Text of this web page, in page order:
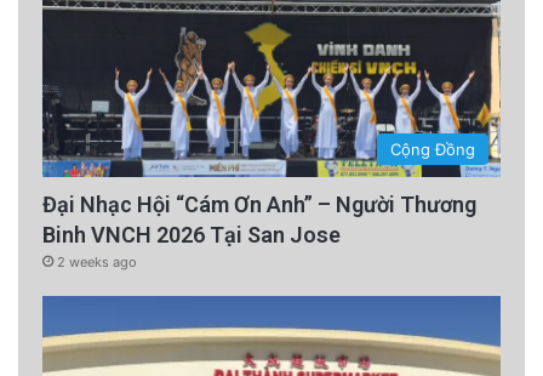
Cộng Đồng
Đại Nhạc Hội “Cám Ơn Anh” – Người Thương
Binh VNCH 2026 Tại San Jose
2 weeks ago